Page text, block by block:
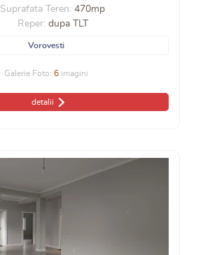
Suprafata Teren: 470mp
Reper: dupa TLT
Vorovesti
Galerie Foto: 6 imagini
detalii